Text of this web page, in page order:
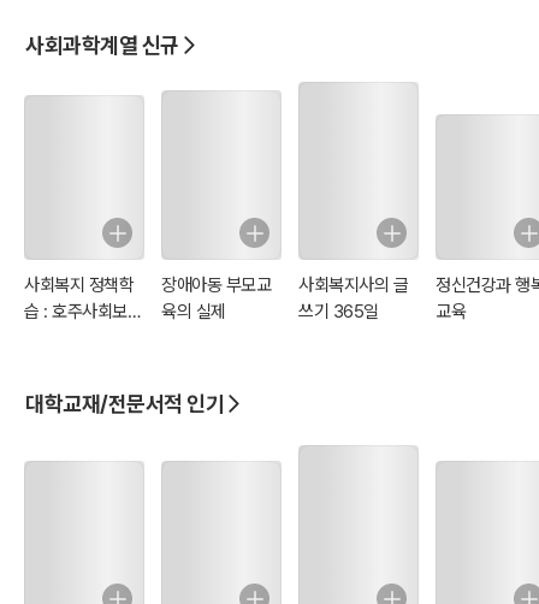
사회과학계열 신규
사회복지 정책학
습 : 호주사회보장
장애아동 부모교
육의 실제
사회복지사의 글
쓰기 365일
정신건강과 행
교육
대학교재/전문서적 인기